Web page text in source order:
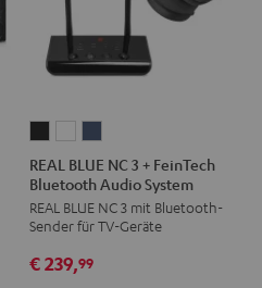
BLUE
NC
3
+
FeinTech
BLUE
NC
3
+
FeinTech
BLUE
NC
3
+
REAL BLUE NC 3 + FeinTech
Bluetooth Audio System
REAL BLUE NC 3 mit Bluetooth-
Sender für TV-Geräte
€ 239,99